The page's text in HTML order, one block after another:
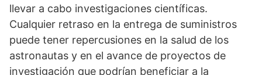
llevar a cabo investigaciones científicas.
Cualquier retraso en la entrega de suministros
puede tener repercusiones en la salud de los
astronautas y en el avance de proyectos de
investigación que podrían beneficiar a la